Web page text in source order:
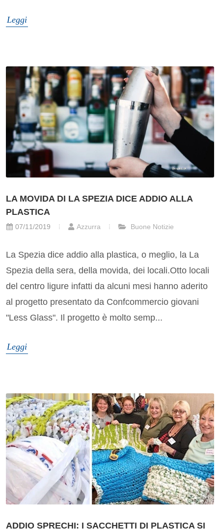
Leggi
LA MOVIDA DI LA SPEZIA DICE ADDIO ALLA
PLASTICA
07/11/2019 Azzurra Buone Notizie
La Spezia dice addio alla plastica, o meglio, la La
Spezia della sera, della movida, dei locali.Otto locali
del centro ligure infatti da alcuni mesi hanno aderito
al progetto presentato da Confcommercio giovani
"Less Glass". Il progetto è molto semp...
Leggi
ADDIO SPRECHI: I SACCHETTI DI PLASTICA SI